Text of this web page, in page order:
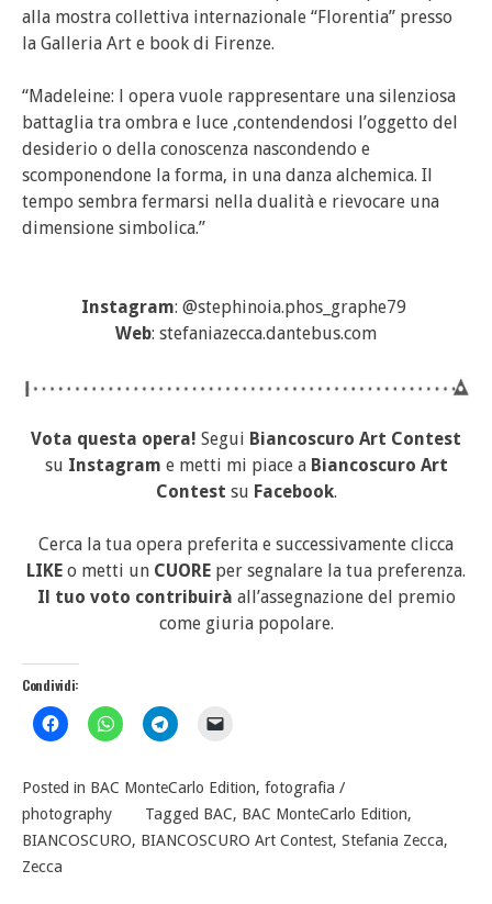
alla mostra collettiva internazionale “Florentia” presso
la Galleria Art e book di Firenze.
“Madeleine: l opera vuole rappresentare una silenziosa
battaglia tra ombra e luce ,contendendosi l’oggetto del
desiderio o della conoscenza nascondendo e
scomponendone la forma, in una danza alchemica. Il
tempo sembra fermarsi nella dualità e rievocare una
dimensione simbolica.”
Instagram: @stephinoia.phos_graphe79
Web: stefaniazecca.dantebus.com
Vota questa opera! Segui Biancoscuro Art Contest
su Instagram e metti mi piace a Biancoscuro Art
Contest su Facebook.
Cerca la tua opera preferita e successivamente clicca
LIKE o metti un CUORE per segnalare la tua preferenza.
Il tuo voto contribuirà all’assegnazione del premio
come giuria popolare.
Condividi:
Posted in BAC MonteCarlo Edition, fotografia /
photography
Tagged BAC, BAC MonteCarlo Edition,
BIANCOSCURO, BIANCOSCURO Art Contest, Stefania Zecca,
Zecca